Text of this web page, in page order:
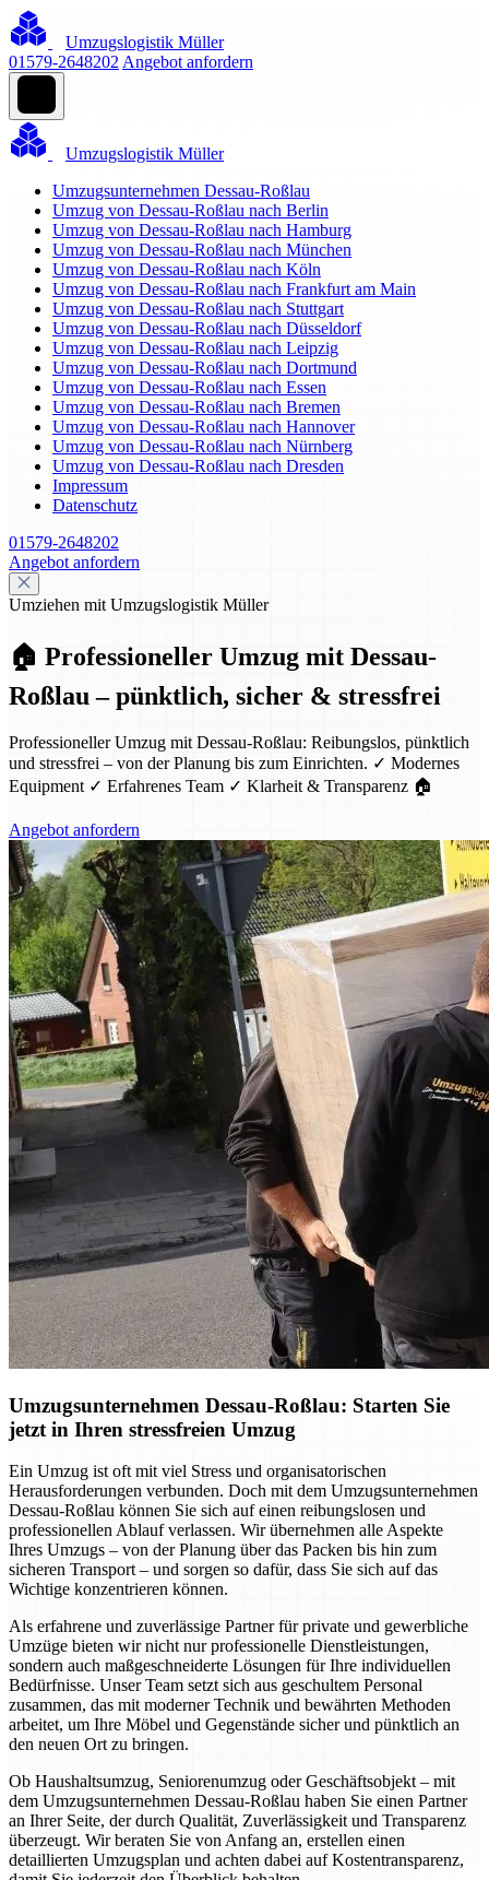
Umzugslogistik Müller
01579-2648202 Angebot anfordern
Umzugslogistik Müller
Umzugsunternehmen Dessau-Roßlau
Umzug von Dessau-Roßlau nach Berlin
Umzug von Dessau-Roßlau nach Hamburg
Umzug von Dessau-Roßlau nach München
Umzug von Dessau-Roßlau nach Köln
Umzug von Dessau-Roßlau nach Frankfurt am Main
Umzug von Dessau-Roßlau nach Stuttgart
Umzug von Dessau-Roßlau nach Düsseldorf
Umzug von Dessau-Roßlau nach Leipzig
Umzug von Dessau-Roßlau nach Dortmund
Umzug von Dessau-Roßlau nach Essen
Umzug von Dessau-Roßlau nach Bremen
Umzug von Dessau-Roßlau nach Hannover
Umzug von Dessau-Roßlau nach Nürnberg
Umzug von Dessau-Roßlau nach Dresden
Impressum
Datenschutz
01579-2648202
Angebot anfordern
Umziehen mit Umzugslogistik Müller
🏠 Professioneller Umzug mit Dessau-
Roßlau – pünktlich, sicher & stressfrei
Professioneller Umzug mit Dessau-Roßlau: Reibungslos, pünktlich
und stressfrei – von der Planung bis zum Einrichten. ✓ Modernes
Equipment ✓ Erfahrenes Team ✓ Klarheit & Transparenz 🏠
Angebot anfordern
Umzugsunternehmen Dessau-Roßlau: Starten Sie
jetzt in Ihren stressfreien Umzug
Ein Umzug ist oft mit viel Stress und organisatorischen
Herausforderungen verbunden. Doch mit dem Umzugsunternehmen
Dessau-Roßlau können Sie sich auf einen reibungslosen und
professionellen Ablauf verlassen. Wir übernehmen alle Aspekte
Ihres Umzugs – von der Planung über das Packen bis hin zum
sicheren Transport – und sorgen so dafür, dass Sie sich auf das
Wichtige konzentrieren können.
Als erfahrene und zuverlässige Partner für private und gewerbliche
Umzüge bieten wir nicht nur professionelle Dienstleistungen,
sondern auch maßgeschneiderte Lösungen für Ihre individuellen
Bedürfnisse. Unser Team setzt sich aus geschultem Personal
zusammen, das mit moderner Technik und bewährten Methoden
arbeitet, um Ihre Möbel und Gegenstände sicher und pünktlich an
den neuen Ort zu bringen.
Ob Haushaltsumzug, Seniorenumzug oder Geschäftsobjekt – mit
dem Umzugsunternehmen Dessau-Roßlau haben Sie einen Partner
an Ihrer Seite, der durch Qualität, Zuverlässigkeit und Transparenz
überzeugt. Wir beraten Sie von Anfang an, erstellen einen
detaillierten Umzugsplan und achten dabei auf Kostentransparenz,